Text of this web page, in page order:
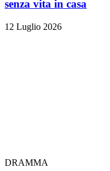
senza vita in casa
12 Luglio 2026
DRAMMA